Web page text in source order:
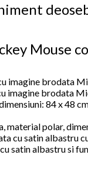
Mouse
imagine brodata
imagine brodata
84 x 48
material polar,
cu satin albastru
satin albastru si